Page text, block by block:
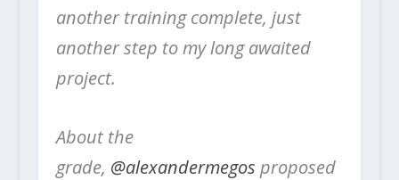
another training complete, just
another step to my long awaited
project.
About the
grade, @alexandermegos proposed